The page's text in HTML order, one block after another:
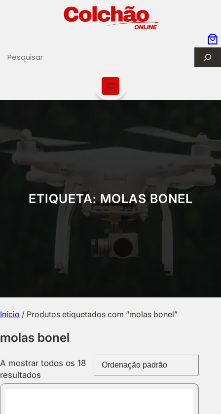
c
ETIQUETA:MOLAS BONEL
Início / Produtos etiquetados com “molas bonel”
molas bonel
A mostrar todos os 18
resultados